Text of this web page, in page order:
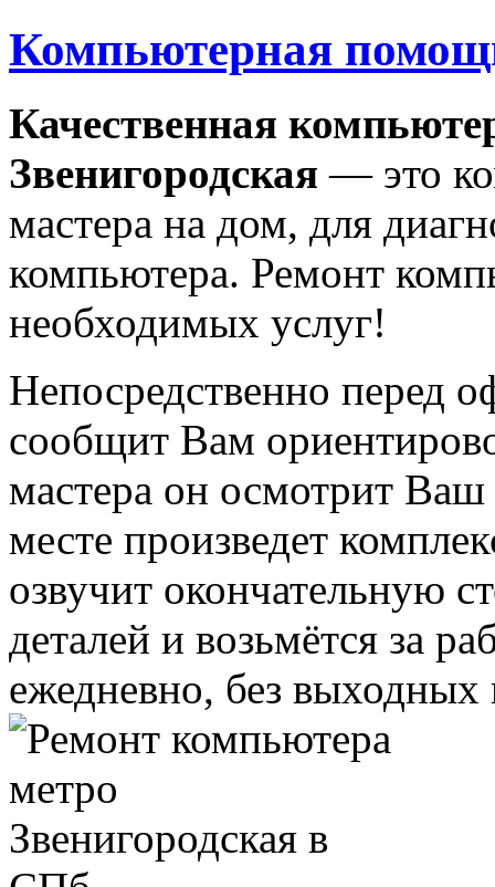
Компьютерная
Качественная
Звенигородская — это
мастера на дом, для
компьютера. Ремонт
необходимых услуг!
Непосредственно перед
сообщит Вам
мастера он осмотрит
месте произведет
озвучит окончательную
деталей и возьмётся за
ежедневно, без выходных